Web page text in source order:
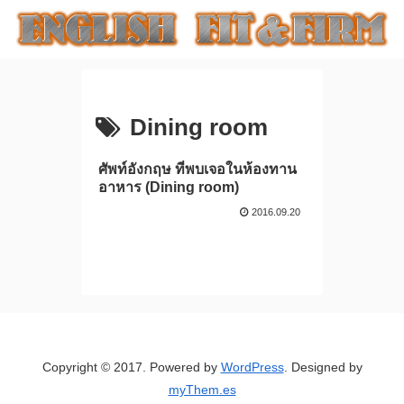
Dining room
ศัพท์อังกฤษ ที่พบเจอในห้องทาน
อาหาร (Dining room)
2016.09.20
Copyright © 2017. Powered by WordPress. Designed by
myThem.es